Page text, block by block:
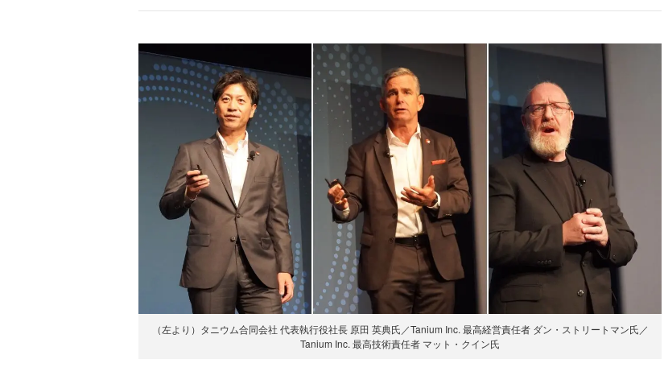
（左より）タニウム合同会社 代表執行役社長 原田 英典氏／Tanium Inc. 最高経営責任者 ダン・ストリートマン氏／
Tanium Inc. 最高技術責任者 マット・クイン氏